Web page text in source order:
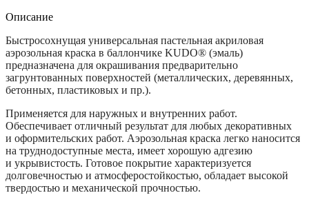
Описание
Быстросохнущая универсальная пастельная акриловая
аэрозольная краска в баллончике KUDO® (эмаль)
предназначена для окрашивания предварительно
загрунтованных поверхностей (металлических, деревянных,
бетонных, пластиковых и пр.).
Применяется для наружных и внутренних работ.
Обеспечивает отличный результат для любых декоративных
и оформительских работ. Аэрозольная краска легко наносится
на труднодоступные места, имеет хорошую адгезию
и укрывистость. Готовое покрытие характеризуется
долговечностью и атмосферостойкостью, обладает высокой
твердостью и механической прочностью.